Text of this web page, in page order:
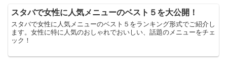
スタバで女性に人気メニューのベスト５を大公開！
スタバで女性に人気メニューのベスト５をランキング形式でご紹介し
ます。女性に特に人気のおしゃれでおいしい、話題のメニューをチェ
ック！